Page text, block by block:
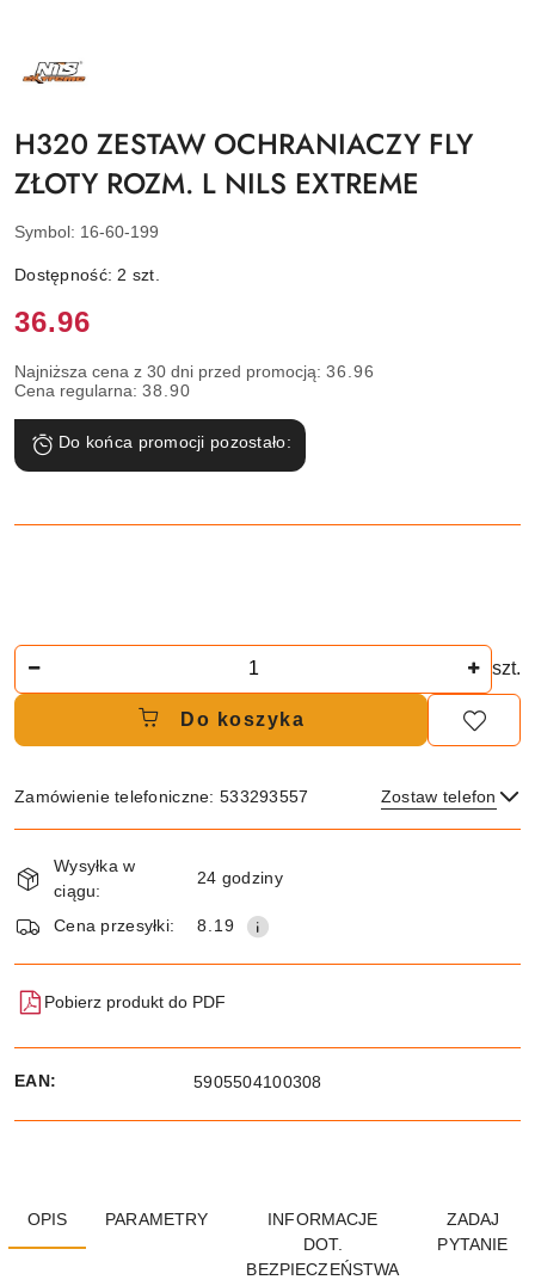
PRODUCENTA:
NILS
H320 ZESTAW OCHRANIACZY FLY
ZŁOTY ROZM. L NILS EXTREME
Symbol: 16-60-199
Dostępność: 2 szt.
Cena:
36.96
Najniższa cena z 30 dni przed promocją: 36.96
Cena regularna: 38.90
Do końca promocji pozostało:
szt.
Do koszyka
Zamówienie telefoniczne: 533293557 Zostaw telefon
i
dostawa
Wysyłka w
ciągu:
24 godziny
Cena przesyłki: 8.19
Pobierz produkt do PDF
EAN: 5905504100308
OPIS PARAMETRY
INFORMACJE
DOT.
BEZPIECZEŃSTWA
ZADAJ
PYTANIE